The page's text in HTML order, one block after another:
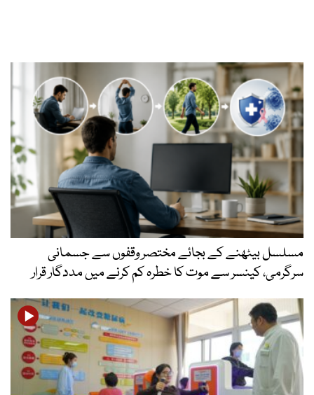
مسلسل بیٹھنے کے بجائے مختصر وقفوں سے جسمانی
سرگرمی، کینسر سے موت کا خطرہ کم کرنے میں مددگار قرار